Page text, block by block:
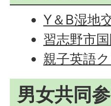
Y＆B湿地
習志野市
親子英語
男女共同